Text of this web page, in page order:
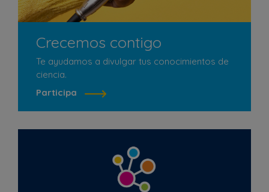
Crecemos contigo
Te ayudamos a divulgar tus conocimientos de
ciencia.
Participa